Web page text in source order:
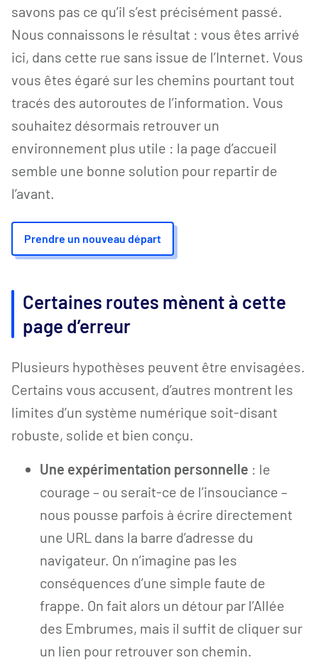
savons pas ce qu’il s’est précisément passé.
Nous connaissons le résultat : vous êtes arrivé
ici, dans cette rue sans issue de l’Internet. Vous
vous êtes égaré sur les chemins pourtant tout
tracés des autoroutes de l’information. Vous
souhaitez désormais retrouver un
environnement plus utile : la page d’accueil
semble une bonne solution pour repartir de
l’avant.
Prendre un nouveau départ
Certaines routes mènent à cette
page d’erreur
Plusieurs hypothèses peuvent être envisagées.
Certains vous accusent, d’autres montrent les
limites d’un système numérique soit-disant
robuste, solide et bien conçu.
Une expérimentation personnelle : le
courage – ou serait-ce de l’insouciance –
nous pousse parfois à écrire directement
une URL dans la barre d’adresse du
navigateur. On n’imagine pas les
conséquences d’une simple faute de
frappe. On fait alors un détour par l’Allée
des Embrumes, mais il suffit de cliquer sur
un lien pour retrouver son chemin.